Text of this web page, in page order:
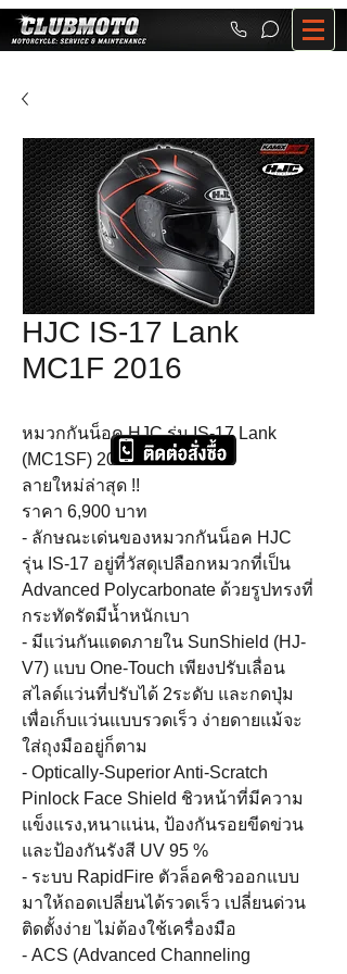
HJC IS-17 Lank
MC1F 2016
หมวกกันน็อค HJC รุ่น IS-17 Lank
(MC1SF) 2016
ลายใหม่ล่าสุด !!
ราคา 6,900 บาท
- ลักษณะเด่นของหมวกกันน็อค HJC
รุ่น IS-17 อยู่ที่วัสดุเปลือกหมวกที่เป็น
Advanced Polycarbonate ด้วยรูปทรงที่
กระทัดรัดมีน้ำหนักเบา
- มีแว่นกันแดดภายใน SunShield (HJ-
V7) แบบ One-Touch เพียงปรับเลื่อน
สไลด์แว่นที่ปรับได้ 2ระดับ และกดปุ่ม
เพื่อเก็บแว่นแบบรวดเร็ว ง่ายดายแม้จะ
ใส่ถุงมืออยู่ก็ตาม
- Optically-Superior Anti-Scratch
Pinlock Face Shield ชิวหน้าที่มีความ
แข็งแรง,หนาแน่น, ป้องกันรอยขีดข่วน
และป้องกันรังสี UV 95 %
- ระบบ RapidFire ตัวล็อคชิวออกแบบ
มาให้ถอดเปลี่ยนได้รวดเร็ว เปลี่ยนด่วน
ติดตั้งง่าย ไม่ต้องใช้เครื่องมือ
- ACS (Advanced Channeling